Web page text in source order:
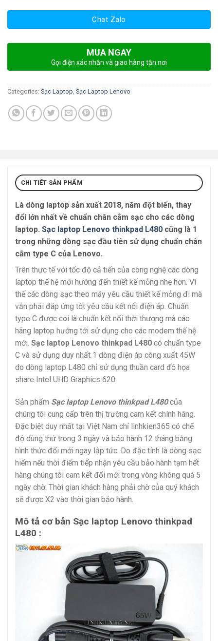
Chat Zalo
MUA NGAY
Gọi điện xác nhận và giao hàng tận nơi
Categories: Sạc Laptop, Sạc Laptop Lenovo
CHI TIẾT SẢN PHẨM
Là dòng laptop sản xuất 2018, năm đột biến, thay
đổi lớn nhất về chuẩn chân cắm sạc cho các dòng
laptop. Sạc laptop Lenovo thinkpad L480 cũng là 1
trong những dòng sạc đầu tiên sử dụng chuẩn chân
cắm type C của Lenovo.
Trên thực tế với tốc độ cả tiến của công nghệ các dòng
laptop thế hệ mới hướng đến thiết kế mỏng nhẹ hơn. Vì
thế các dòng sạc theo máy yêu cầu thiết kế mỏng đi mà
vẫn phải đáp ứng tốt yêu cầu kết nối điện áp. Chuẩn
type C được coi là chuẩn kết nối thời thượng mà các
hãng laptop hướng tới sử dụng cho các modem thế hệ
mới. Sạc laptop Lenovo thinkpad L480 có chuẩn type
C và sử dụng duy nhất 1 dòng điện áp công xuất 45W
do dòng laptop L480 chỉ sử dụng thuần card đồ họa
share Intel UHD Graphics 620.
Sản phẩm Sạc laptop Lenovo thinkpad L480của
chúng tôi cung cấp trên thị trường cam kết chính hãng.
Đặc biệt duy nhất tại Việt Nam chỉ linhkien365 có chế
độ dùng thử trong 3 ngày và bảo hành 12 tháng bằng
hình thức đổi mới ngay lập tức. Do đặc tính là dòng sạc
hiếm nếu thời điểm tiếp nhận yêu cầu bảo hành tạm hết
hàng chúng tôi cam kết đổi mới trong vòng không quá 5
ngày chờ. Thời gian khách hàng phải chờ của quý khách
sẽ được X2 vào thời gian bảo hành.
Mô tả cơ bản Sạc laptop Lenovo thinkpad
L480 :